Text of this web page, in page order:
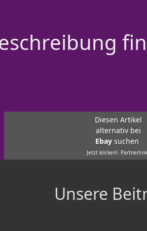
Diesen Artikel
alternativ bei
Ebay suchen
Jetzt klicken!-
Unsere